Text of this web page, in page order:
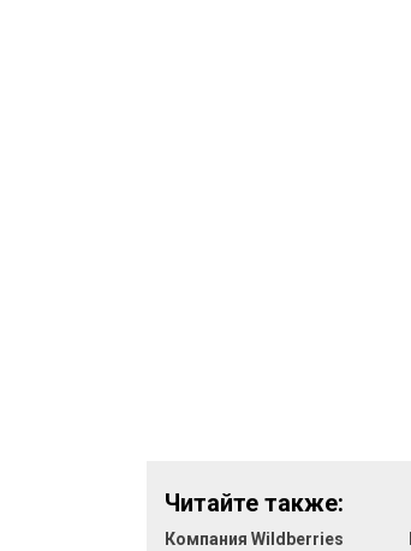
Читайте также:
Компания Wildberries